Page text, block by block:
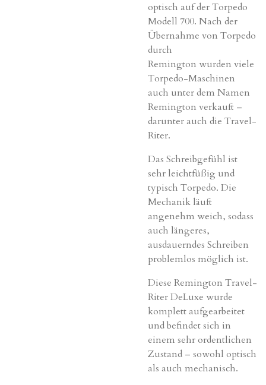
optisch auf der Torpedo
Modell 700. Nach der
Übernahme von Torpedo
durch
Remington wurden viele
Torpedo-Maschinen
auch unter dem Namen
Remington verkauft –
darunter auch die Travel-
Riter.
Das Schreibgefühl ist
sehr leichtfüßig und
typisch Torpedo. Die
Mechanik läuft
angenehm weich, sodass
auch längeres,
ausdauerndes Schreiben
problemlos möglich ist.
Diese Remington Travel-
Riter DeLuxe wurde
komplett aufgearbeitet
und befindet sich in
einem sehr ordentlichen
Zustand – sowohl optisch
als auch mechanisch.